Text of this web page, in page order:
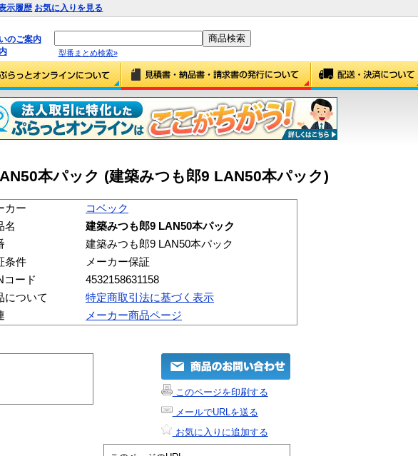
示履歴 お気に入りを見る
のご案内
型番まとめ検索»
本パック (建築みつも郎9 LAN50本パック)
カー
コベック
名
建築みつも郎9 LAN50本パック
建築みつも郎9 LAN50本パック
条件
メーカー保証
コード
4532158631158
について
特定商取引法に基づく表示
メーカー商品ページ
このページを印刷する
メールでURLを送る
お気に入りに追加する